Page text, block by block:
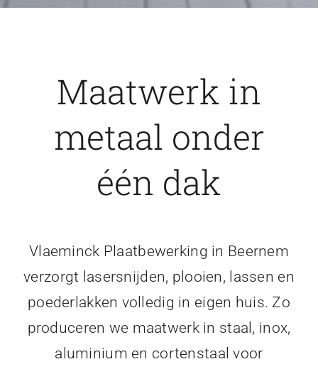
Maatwerk in
metaal onder
één dak
Vlaeminck Plaatbewerking in Beernem
verzorgt lasersnijden, plooien, lassen en
poederlakken volledig in eigen huis. Zo
produceren we maatwerk in staal, inox,
aluminium en cortenstaal voor